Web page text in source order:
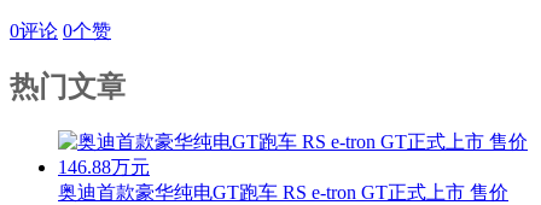
0评论 0个赞
热门文章
奥迪首款豪华纯电GT跑车 RS e-tron GT正式上市 售价